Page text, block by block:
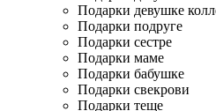
Подарки девушке
Подарки подруге
Подарки сестре
Подарки маме
Подарки бабушке
Подарки свекрови
Подарки теще